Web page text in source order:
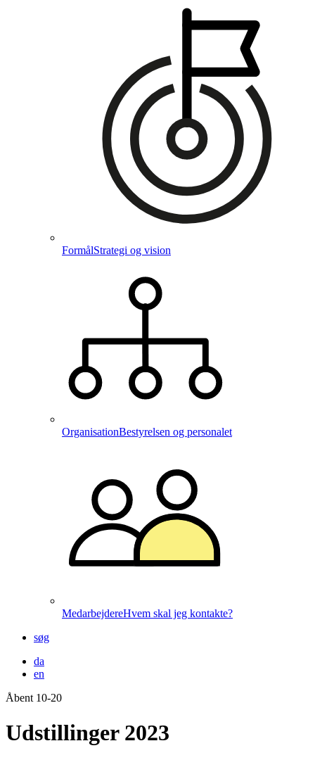
FormålStrategi og vision
OrganisationBestyrelsen og personalet
MedarbejdereHvem skal jeg kontakte?
søg
da
en
Åbent 10-20
Udstillinger 2023